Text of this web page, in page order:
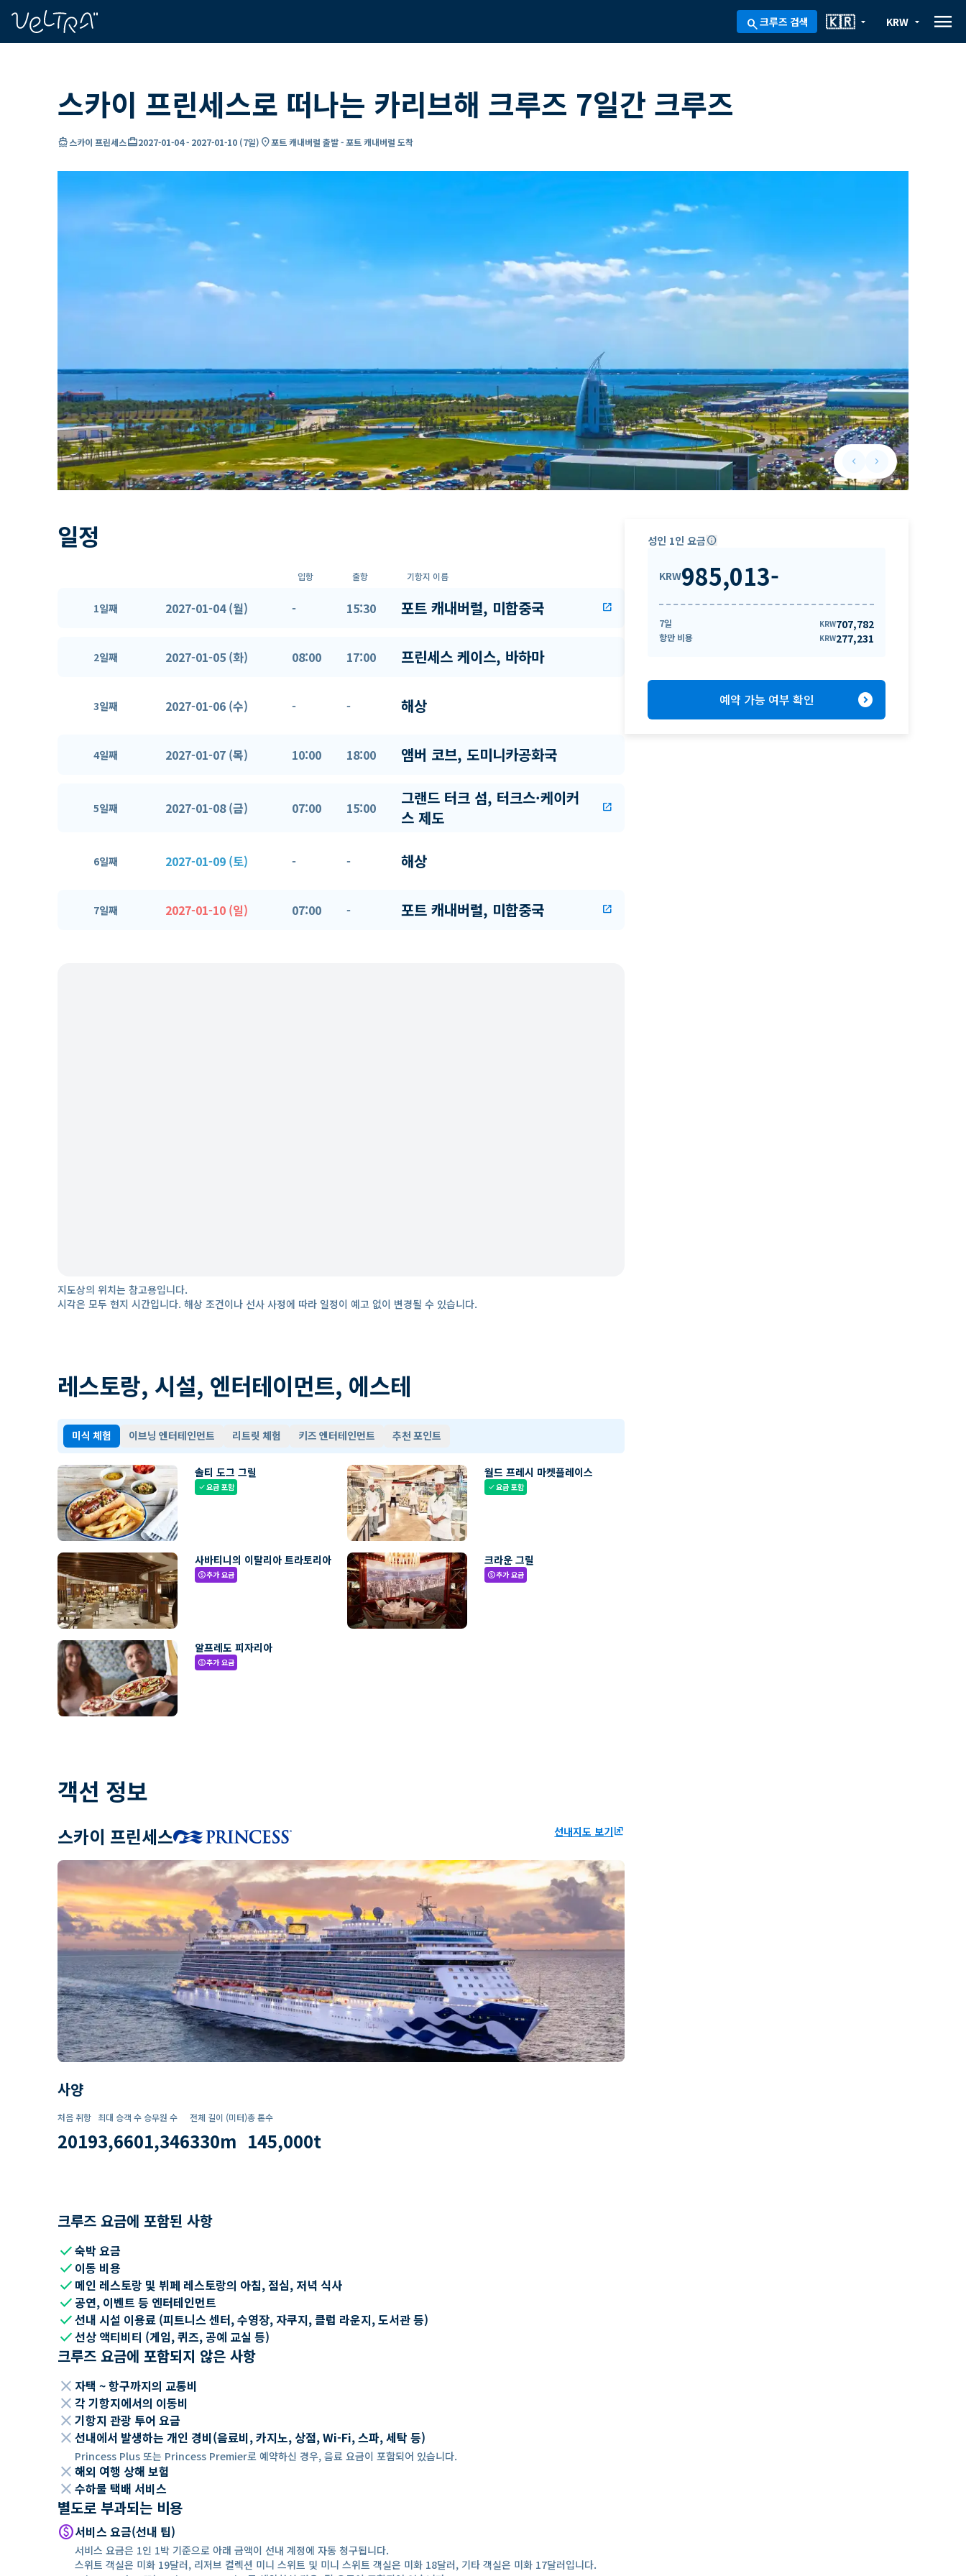
search크루즈 검색 arrow_drop_down
🇰🇷 arrow_drop_down
KRW menu
스카이 프린세스로 떠나는 카리브해 크루즈 7일간 크루즈
directions_boat스카이 프린세스card_travel2027-01-04- 2027-01-10 (7일) location_on포트 캐내버럴 출발 - 포트 캐내버럴 도착
keyboard_arrow_leftPrevious slide
keyboard_arrow_rightNext slide
일정
입항 출항 기항지 이름
1일째 2027-01-04 (월) - 15:30 포트 캐내버럴, 미합중국 open_in_new
2일째 2027-01-05 (화) 08:00 17:00 프린세스 케이스, 바하마
3일째 2027-01-06 (수) - - 해상
4일째 2027-01-07 (목) 10:00 18:00 앰버 코브, 도미니카공화국
5일째 2027-01-08 (금) 07:00 15:00
그랜드 터크 섬, 터크스·케이커
스 제도
open_in_new
6일째 2027-01-09 (토) - - 해상
7일째 2027-01-10 (일) 07:00 - 포트 캐내버럴, 미합중국 open_in_new
지도상의 위치는 참고용입니다.
시각은 모두 현지 시간입니다. 해상 조건이나 선사 사정에 따라 일정이 예고 없이 변경될 수 있습니다.
레스토랑, 시설, 엔터테이먼트, 에스테
미식 체험 이브닝 엔터테인먼트 리트릿 체험 키즈 엔터테인먼트 추천 포인트
솔티 도그 그릴
check요금 포함
월드 프레시 마켓플레이스
check요금 포함
사바티니의 이탈리아 트라토리아
paid추가 요금
크라운 그릴
paid추가 요금
알프레도 피자리아
paid추가 요금
객선 정보
스카이 프린세스 선내지도 보기ungroup
사양
처음 취항
2019
최대 승객 수
3,660
승무원 수
1,346
전체 길이 (미터)
330m
총 톤수
145,000t
크루즈 요금에 포함된 사항
check숙박 요금
check 이동 비용
check 메인 레스토랑 및 뷔페 레스토랑의 아침, 점심, 저녁 식사
check 공연, 이벤트 등 엔터테인먼트
check선내 시설 이용료 (피트니스 센터, 수영장, 자쿠지, 클럽 라운지, 도서관 등)
check선상 액티비티 (게임, 퀴즈, 공예 교실 등)
크루즈 요금에 포함되지 않은 사항
close 자택 ~ 항구까지의 교통비
close 각 기항지에서의 이동비
close 기항지 관광 투어 요금
close 선내에서 발생하는 개인 경비(음료비, 카지노, 상점, Wi-Fi, 스파, 세탁 등)
Princess Plus 또는 Princess Premier로 예약하신 경우, 음료 요금이 포함되어 있습니다.
close 해외 여행 상해 보험
close 수하물 택배 서비스
별도로 부과되는 비용
paid서비스 요금(선내 팁)
서비스 요금은 1인 1박 기준으로 아래 금액이 선내 계정에 자동 청구됩니다.
스위트 객실은 미화 19달러, 리저브 컬렉션 미니 스위트 및 미니 스위트 객실은 미화 18달러, 기타 객실은 미화 17달러입니다.
성인 1인 요금info
KRW985,013-
7일 KRW707,782
항만 비용 KRW277,231
예약 가능 여부 확인 expand_circle_right